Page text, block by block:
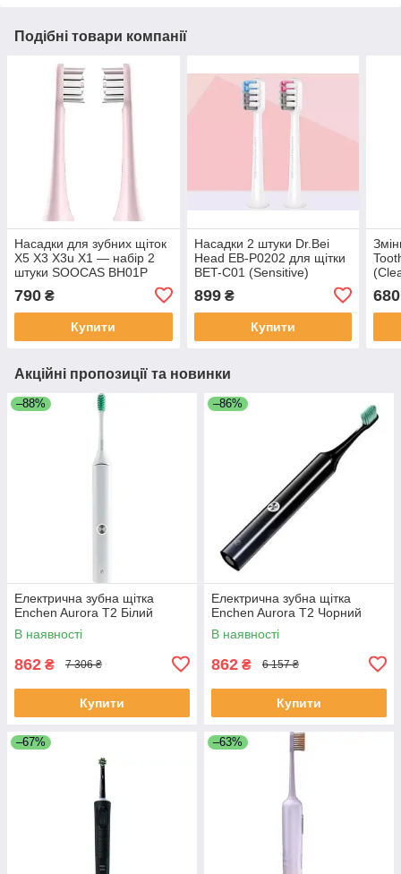
Подібні товари компанії
Насадки для зубних щіток
X5 X3 X3u X1 — набір 2
штуки SOOCAS BH01P
790 ₴
Купити
Насадки 2 штуки Dr.Bei
Head EB-P0202 для щітки
BET-C01 (Sensitive)
899₴
Купити
680
Акційні пропозиції та новинки
–88%
Електрична зубна щітка
Enchen Aurora T2 Білий
В наявності
862 ₴ 7 306 ₴
Купити
–86%
Електрична зубна щітка
Enchen Aurora T2 Чорний
В наявності
862 ₴ 6 157 ₴
Купити
–67% –63%